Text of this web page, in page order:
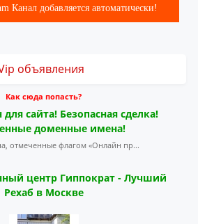
Канал добавляется автоматически!
объявления
Как сюда попасть?
сайта! Безопасная сделка!
доменные имена!
отмеченные флагом «Онлайн пр...
центр Гиппократ - Лучший
Рехаб в Москве